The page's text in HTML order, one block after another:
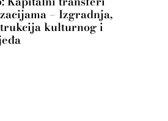
– Izgradnja,
kulturnog i